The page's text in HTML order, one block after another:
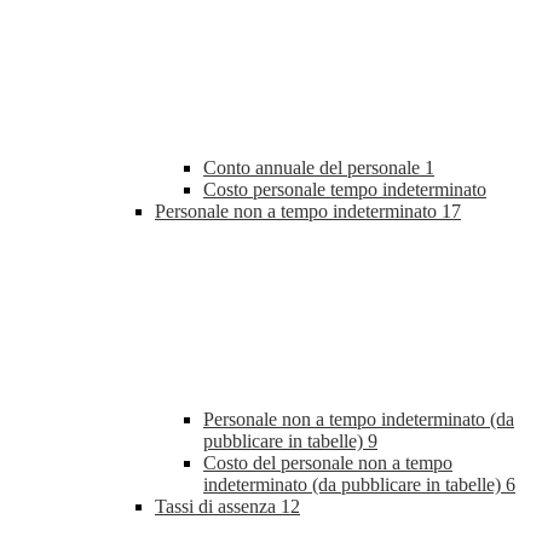
Conto annuale del personale 1
Costo personale tempo indeterminato
Personale non a tempo indeterminato 17
Personale non a tempo indeterminato (da
pubblicare in tabelle) 9
Costo del personale non a tempo
indeterminato (da pubblicare in tabelle) 6
Tassi di assenza 12